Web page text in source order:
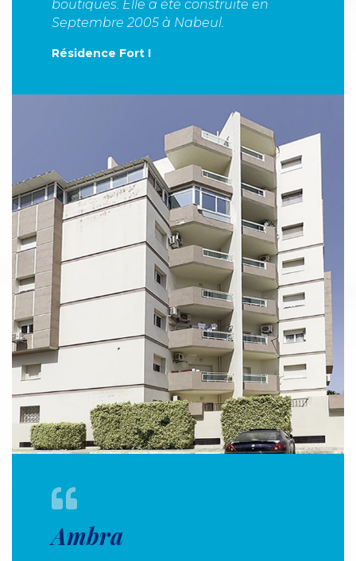
boutiques. Elle a été construite en
Septembre 2005 à Nabeul.
Résidence Fort I
Ambra